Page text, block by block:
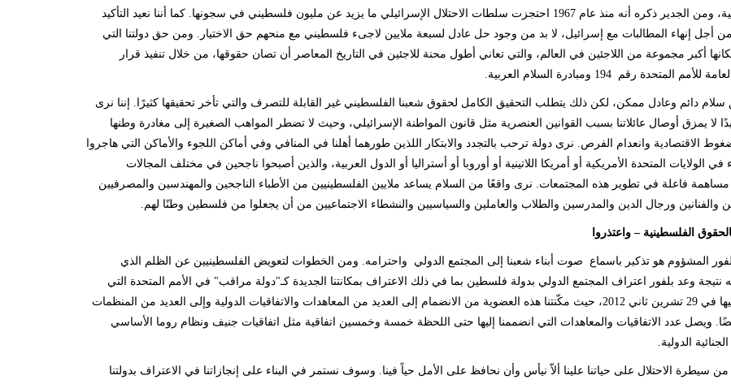
الفلسطينية، ومن الجدير ذكره أنه منذ عام 1967 احتجزت سلطات الاحتلال الإسرائيلي ما يزيد عن مليون فلسطيني في سجونها. كما أننا نعيد التأكيد
أجل إنهاء المطالبات مع إسرائيل، لا بد من وجود حل عادل لسبعة ملايين لاجىء فلسطيني مع منحهم حق الاختيار. ومن حق دولتنا التي
أكبر مجموعة من اللاجئين في العالم، والتي تعاني أطول محنة للاجئين في التاريخ المعاصر أن تصان حقوقها، من خلال تنفيذ قرار
المتحدة رقم 194 ومبادرة السلام العربية.
سلام دائم وعادل ممكن، لكن ذلك يتطلب التحقيق الكامل لحقوق شعبنا الفلسطيني غير القابلة للتصرف والتي تأخر تحقيقها كثيرًا. إننا نرى
لا يمزق أوصال عائلاتنا بسبب القوانين العنصرية مثل قانون المواطنة الإسرائيلي، وحيث لا تضطر المواهب الصغيرة إلى مغادرة وطنها
الاقتصادية وانعدام الفرص. نرى دولة ترحب بالتجدد والابتكار اللذين طورهما أهلنا في المنافي وفي أماكن اللجوء والأماكن التي هاجروا
في الولايات المتحدة الأمريكية أو أمريكا اللاتينية أو أوروبا أو أستراليا أو الدول العربية، والذين أصبحوا ناجحين في مختلف المجالات
فاعلة في تطوير هذه المجتمعات. نرى واقعًا من السلام يساعد ملايين الفلسطينيين من الأطباء الناجحين والمهندسين والمصرفيين
والفنانين ورجال الدين والمدرسين والطلاب والعاملين والسياسيين والنشطاء الاجتماعيين من أن يجعلوا من فلسطين وطنًا لهم.
الفلسطينية – واعتذروا
المشؤوم هو تذكير باسماع صوت أبناء شعبنا إلى المجتمع الدولي واحترامه. ومن الخطوات لتعويض الفلسطينيين عن الظلم الذي
نتيجة وعد بلفور اعتراف المجتمع الدولي بدولة فلسطين بما في ذلك الاعتراف بمكانتنا الجديدة كـ"دولة مراقب" في الأمم المتحدة التي
حصلنا عليها في 29 تشرين ثاني 2012، حيث مكّنتنا هذه العضوية من الانضمام إلى العديد من المعاهدات والاتفاقيات الدولية وإلى العديد من المنظمات
ايضًا. ويصل عدد الاتفاقيات والمعاهدات التي انضممنا إليها حتى اللحظة خمسة وخمسين اتفاقية مثل اتفاقيات جنيف ونظام روما الأساسي
الدولية.
سيطرة الاحتلال على حياتنا علينا ألاّ نيأس وأن نحافظ على الأمل حياً فينا. وسوف نستمر في البناء على إنجازاتنا في الاعتراف بدولتنا